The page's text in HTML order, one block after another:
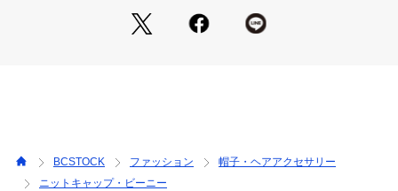
ロードトリップのバイブスからインスパイアされたアイテム
は、遊び心と優しさが溢れる自由度の高いデザインに仕上がっ
besを世界中に送信しています。
BCSTOCK ファッション
帽子・ヘアアクセサリー
ニットキャップ・ビーニー